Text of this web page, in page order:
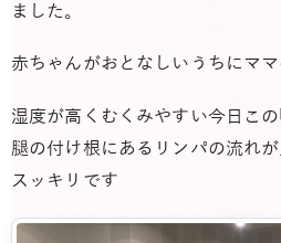
ました。
赤ちゃんがおとなしいうちにマ
湿度が高くむくみやすい今日こ
腿の付け根にあるリンパの流れ
スッキリです